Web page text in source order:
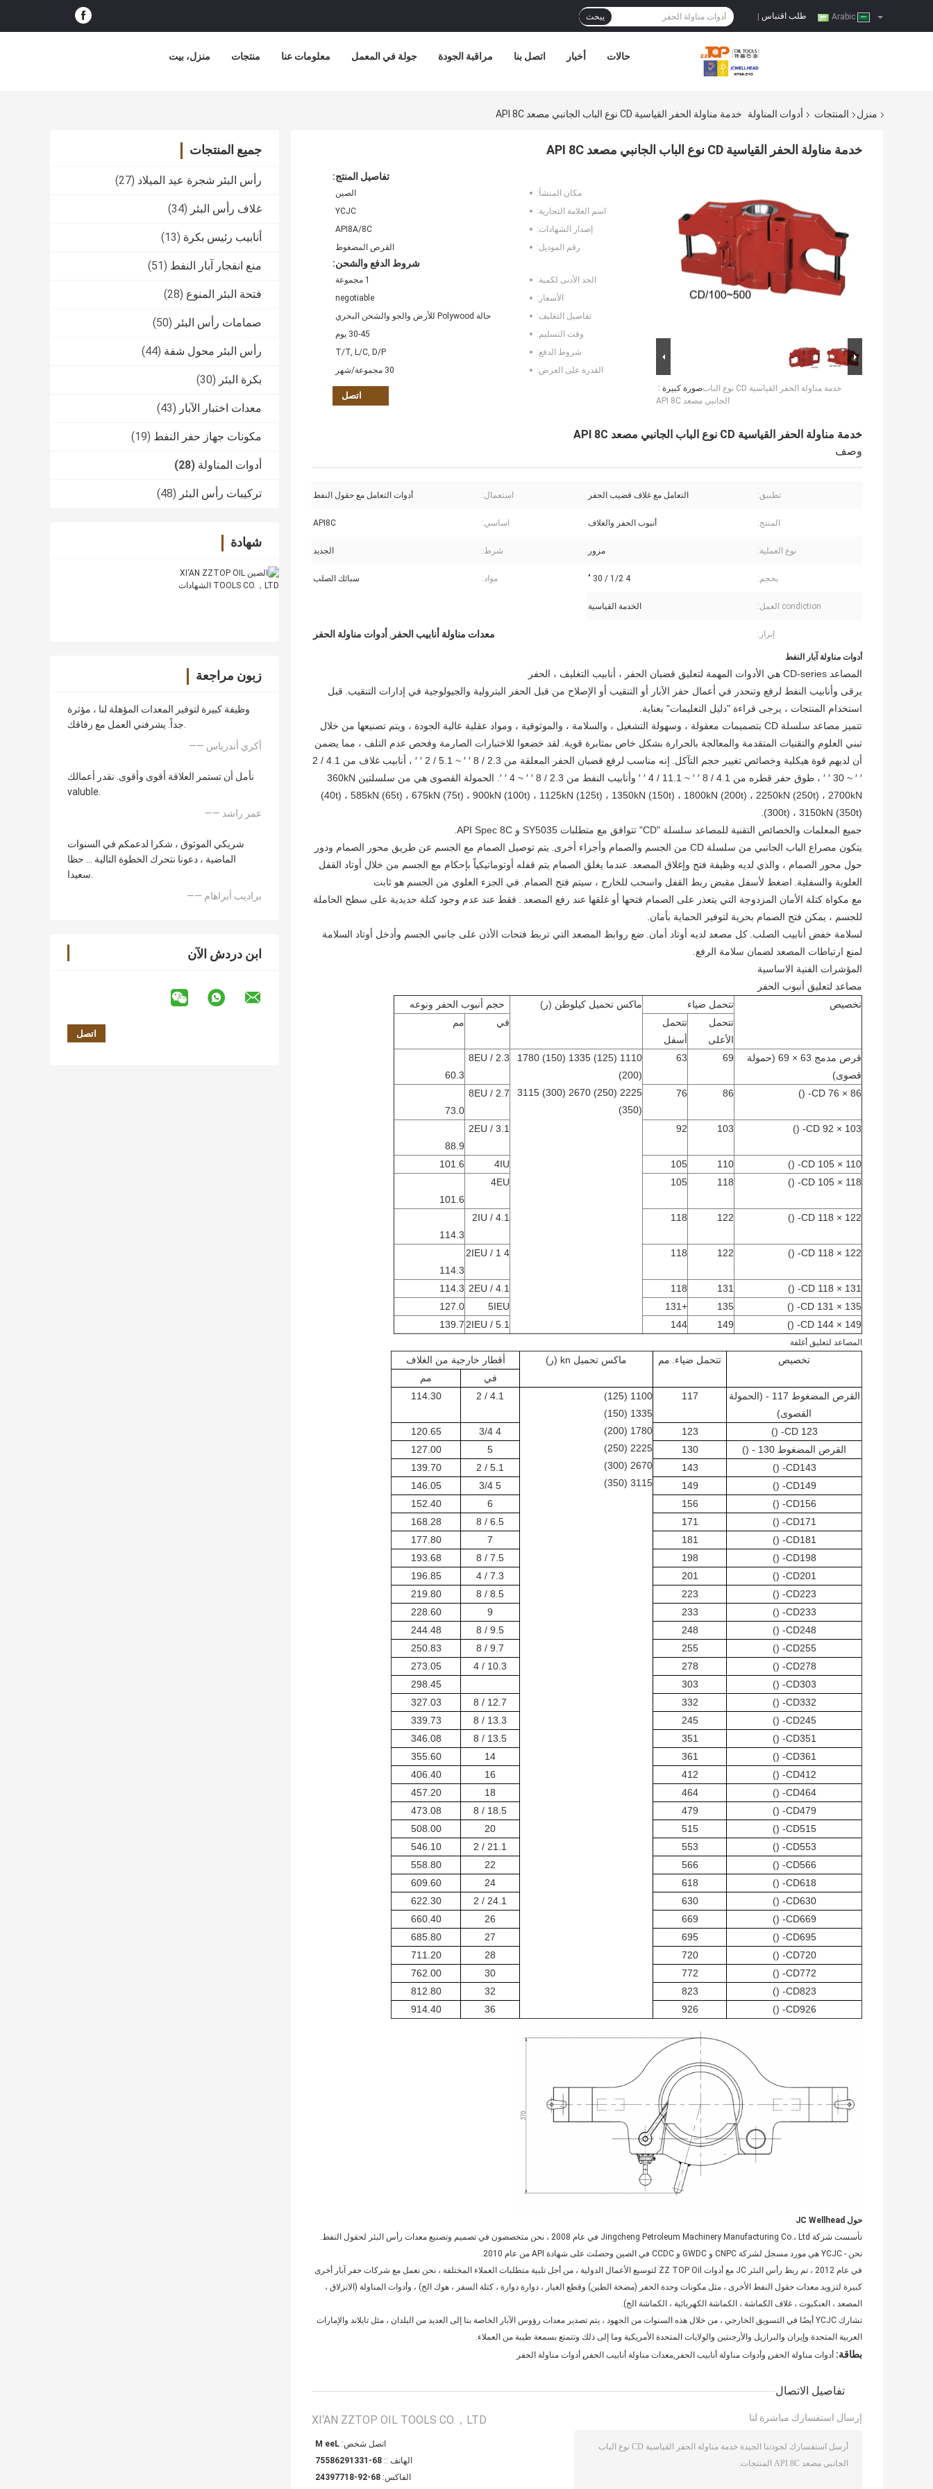
طلب اقتباس يبحث
منزل، بيت منتجات معلومات عنا جولة في المعمل مراقبة الجودة اتصل بنا أخبار حالات
منزل المنتجات أدوات المناولة خدمة مناولة الحفر القياسية CD نوع الباب الجانبي مصعد API 8C
جميع المنتجات
رأس البئر شجرة عيد الميلاد (27)
غلاف رأس البئر (34)
أنابيب رئيس بكرة (13)
منع انفجار آبار النفط (51)
فتحة البئر المنوع (28)
صمامات رأس البئر (50)
رأس البئر محول شفة (44)
بكرة البئر (30)
معدات اختبار الآبار (43)
مكونات جهاز حفر النفط (19)
أدوات المناولة (28)
تركيبات رأس البئر (48)
شهادة
زبون مراجعة
وظيفة كبيرة لتوفير المعدات المؤهلة لنا ، مؤثرة
جداً. يشرفني العمل مع رفاقك.
—— أكري أندرياس
نأمل أن تستمر العلاقة أقوى وأقوى. نقدر أعمالك
valuble.
—— عمر راشد
شريكي الموثوق ، شكرا لدعمكم في السنوات
الماضية ، دعونا نتحرك الخطوة التالية ... حظا
سعيدا.
—— براديب أبراهام
ابن دردش الآن
خدمة مناولة الحفر القياسية CD نوع الباب الجانبي مصعد API 8C
صورة كبيرة :خدمة مناولة الحفر القياسية CD نوع الباب
الجانبي مصعد API 8C
تفاصيل المنتج:
مكان المنشأ:
الصين
اسم العلامة التجارية:
YCJC
إصدار الشهادات:
API8A/8C
رقم الموديل:
القرص المضغوط
شروط الدفع والشحن:
الحد الأدنى لكمية:
1 مجموعة
الأسعار:
negotiable
تفاصيل التغليف:
حالة Polywood للأرض والجو والشحن البحري
وقت التسليم:
30-45 يوم
شروط الدفع:
T/T, L/C, D/P
القدرة على العرض:
30 مجموعة/شهر
اتصل
خدمة مناولة الحفر القياسية CD نوع الباب الجانبي مصعد API 8C
وصف
تطبيق: التعامل مع غلاف قضيب الحفر استعمال: أدوات التعامل مع حقول النفط
المنتج: أنبوب الحفر والغلاف اساسي: API8C
نوع العملية: مزور شرط: الجديد
بحجم: 4 1/2 / 30 " مواد: سبائك الصلب
condiction العمل: الخدمة القياسية
إبراز: معدات مناولة أنابيب الحفر , أدوات مناولة الحفر
أدوات مناولة آبار النفط
المصاعد CD-series هي الأدوات المهمة لتعليق قضبان الحفر ، أنابيب التغليف ، الحفر
يرقى وأنابيب النفط لرفع وتنحدر في أعمال حفر الآبار أو التنقيب أو الإصلاح من قبل الحفر البترولية والجيولوجية في إدارات التنقيب. قبل
استخدام المنتجات ، يرجى قراءة "دليل التعليمات" بعناية.
تتميز مصاعد سلسلة CD بتصميمات معقولة ، وسهولة التشغيل ، والسلامة ، والموثوقية ، ومواد عقلية عالية الجودة ، ويتم تصنيعها من خلال
تبني العلوم والتقنيات المتقدمة والمعالجة بالحرارة بشكل خاص بمثابرة قوية. لقد خضعوا للاختبارات الصارمة وفحص عدم التلف ، مما يضمن
أن لديهم قوة هيكلية وخصائص تغيير حجم التآكل.
إنه مناسب لرفع قضبان الحفر المعلقة من 2.3 / 8 ′ ′ ~ 5.1 / 2 ′ ′ ، أنابيب غلاف من 4.1 / 2
′ ′ ~ 30 ′ ′ ، طوق حفر قطره من 4.1 / 8 ′ ′ ~ 11.1 / 4 ′ ′ وأنابيب النفط من 2.3 / 8 ′ ′ ~ 4 ′ ′. الحمولة القصوى هي من سلسلتين 360kN
(40t) ، 585kN (65t) ، 675kN (75t) ، 900kN (100t) ، 1125kN (125t) ، 1350kN (150t) ، 1800kN (200t) ، 2250kN (250t) ، 2700kN
(300t) ، 3150kN (350t).
جميع المعلمات والخصائص التقنية للمصاعد سلسلة "CD" تتوافق مع متطلبات SY5035 و API Spec 8C.
يتكون مصراع الباب الجانبي من سلسلة CD من الجسم والصمام وأجزاء أخرى.
يتم توصيل الصمام مع الجسم عن طريق محور الصمام ودور
حول محور الصمام ، والذي لديه وظيفة فتح وإغلاق المصعد. عندما يغلق الصمام يتم قفله أوتوماتيكياً بإحكام مع الجسم من خلال أوتاد القفل
العلوية والسفلية. اضغط لأسفل مقبض ربط القفل واسحب للخارج ، سيتم فتح الصمام. في الجزء العلوي من الجسم هو ثابت
مع مكواة كتلة الأمان المزدوجة التي يتعذر على الصمام فتحها أو غلقها عند رفع المصعد . فقط عند عدم وجود كتلة حديدية على سطح الحاملة
للجسم ، يمكن فتح الصمام بحرية لتوفير الحماية بأمان.
لسلامة خفض أنابيب الصلب. كل مصعد لديه أوتاد أمان. ضع روابط المصعد التي تربط فتحات الأذن على جانبي الجسم وأدخل أوتاد السلامة
لمنع ارتباطات المصعد لضمان سلامة الرفع.
المؤشرات الفنية الاساسية
مصاعد لتعليق أنبوب الحفر
تخصيص
تتحمل ضياء ماكس تحميل كيلوطن (ر)
حجم أنبوب الحفر ونوعه
تتحمل
الأعلى
تتحمل
أسفل
في مم
قرص مدمج 63 × 69 (حمولة
قصوى)
69
63
1110 (125) 1335 (150) 1780
(200)
2225 (250) 2670 (300) 3115
(350)
2.3 / 8EU
60.3
CD 76 × 86- ()
86
76
2.7 / 8EU
73.0
CD 92 × 103- ()
103
92
3.1 / 2EU
88.9
CD 105 × 110- ()
110
105
4IU
101.6
CD 105 × 118- ()
118
105
4EU
101.6
CD 118 × 122- ()
122
118
4.1 / 2IU
114.3
CD 118 × 122- ()
122
118
4 1 / 2IEU
114.3
CD 118 × 131- ()
131
118
4.1 / 2EU
114.3
CD 131 × 135- ()
135
+131
5IEU
127.0
CD 144 × 149- ()
149
144
5.1 / 2IEU
139.7
المصاعد لتعليق أغلفة
تخصيص تتحمل ضياء. مم ماكس تحميل kn (ر)
أقطار خارجية من الغلاف
في
مم
القرص المضغوط 117 - (الحمولة
القصوى)
117
1100 (125)
1335 (150)
1780 (200)
2225 (250)
2670 (300)
3115 (350)
4.1 / 2
114.30
CD 123- ()
123
4 3/4
120.65
القرص المضغوط 130 - ()
130
5
127.00
CD143- ()
143
5.1 / 2
139.70
CD149- ()
149
5 3/4
146.05
CD156- ()
156
6
152.40
CD171- ()
171
6.5 / 8
168.28
CD181- ()
181
7
177.80
CD198- ()
198
7.5 / 8
193.68
CD201- ()
201
7.3 / 4
196.85
CD223- ()
223
8.5 / 8
219.80
CD233- ()
233
9
228.60
CD248- ()
248
9.5 / 8
244.48
CD255- ()
255
9.7 / 8
250.83
CD278- ()
278
10.3 / 4
273.05
CD303- ()
303
298.45
CD332- ()
332
12.7 / 8
327.03
CD245- ()
245
13.3 / 8
339.73
CD351- ()
351
13.5 / 8
346.08
CD361- ()
361
14
355.60
CD412- ()
412
16
406.40
CD464- ()
464
18
457.20
CD479- ()
479
18.5 / 8
473.08
CD515- ()
515
20
508.00
CD553- ()
553
21.1 / 2
546.10
CD566- ()
566
22
558.80
CD618- ()
618
24
609.60
CD630- ()
630
24.1 / 2
622.30
CD669- ()
669
26
660.40
CD695- ()
695
27
685.80
CD720- ()
720
28
711.20
CD772- ()
772
30
762.00
CD823- ()
823
32
812.80
CD926- ()
926
36
914.40
حول JC Wellhead
تأسست شركة Jingcheng Petroleum Machinery Manufacturing Co.، Ltd في عام 2008 ، نحن متخصصون في تصميم وتصنيع معدات رأس البئر لحقول النفط.
نحن - YCJC هي مورد مسجل لشركة CNPC و GWDC و CCDC في الصين وحصلت على شهادة API من عام 2010.
في عام 2012 ، تم ربط رأس البئر JC مع أدوات ZZ TOP Oil لتوسيع الأعمال الدولية ، من أجل تلبية متطلبات العملاء المختلفة ، نحن نعمل مع شركات حفر آبار أخرى
كبيرة لتزويد معدات حقول النفط الأخرى ، مثل مكونات وحدة الحفر (مضخة الطين) وقطع الغيار ، دوارة دوارة ، كتلة السفر ، هوك الخ) ، وأدوات المناولة (الانزلاق ،
المصعد ، العنكبوت ، غلاف الكماشة ، الكماشة الكهربائية ، الكماشة الخ).
تشارك YCJC أيضًا في التسويق الخارجي ، من خلال هذه السنوات من الجهود ، يتم تصدير معدات رؤوس الآبار الخاصة بنا إلى العديد من البلدان ، مثل تايلاند والإمارات
العربية المتحدة وإيران والبرازيل والأرجنتين والولايات المتحدة الأمريكية وما إلى ذلك وتتمتع بسمعة طيبة من العملاء.
بطاقة: أدوات مناولة الحفر , وأدوات مناولة أنابيب الحفر,معدات مناولة أنابيب الحفر , أدوات مناولة الحفر
تفاصيل الاتصال
XI‘AN ZZTOP OIL TOOLS CO.，LTD
اتصل شخص: Lee M
الهاتف :: 86-13319268557
الفاكس: 86-29-81779342
إرسال استفسارك مباشرة لنا